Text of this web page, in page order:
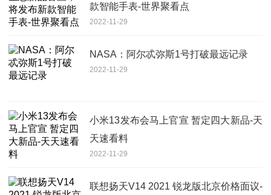
款智能手表-世界聚看点
2022-11-29
NASA：阿尔忒弥斯1号打破最远记录
2022-11-29
小米13发布会马上官宣 暂定四大新品-天
天速看料
2022-11-29
联想扬天V14 2021 锐龙版北京价格面议-